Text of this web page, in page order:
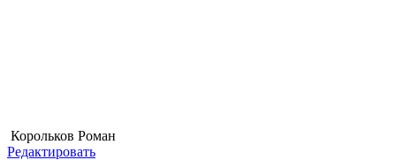
Корольков Роман
Редактировать